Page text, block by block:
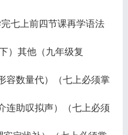
七上前四节课再学语法
其他（九年级复
数量代）（七上必须掌
助叹拟声）（七上必须